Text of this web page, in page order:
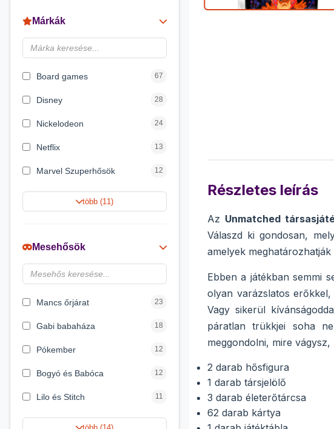
Spin Master
Delta Vision 28
Márkák
Board games 67
Disney 28
Nickelodeon 24
Netflix 13
Marvel Szuperhősök 12
Rubik bűvös kocka 10
Noris
Disney hercegnők 6
több (11)
Mesehősök
Mancs őrjárat 23
Gabi babaháza 18
Pókember 12
Bogyó és Babóca 12
Lilo és Stitch 11
Jégvarázs 9
Részletes leírás
Az Unmatched
Válaszd ki gondosan,
amelyek meghatározhatják
Ebben a játékban semmi
olyan varázslatos
Vagy sikerül
páratlan trükkjei soha
meggondolni, mire
2 darab hősfigura
1 darab társjelölő
3 darab életerőtárcsa
62 darab kártya